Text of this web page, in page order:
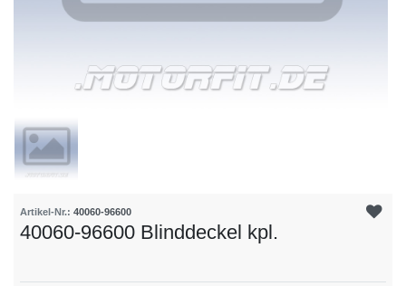
Artikel-Nr.: 40060-96600
40060-96600 Blinddeckel kpl.